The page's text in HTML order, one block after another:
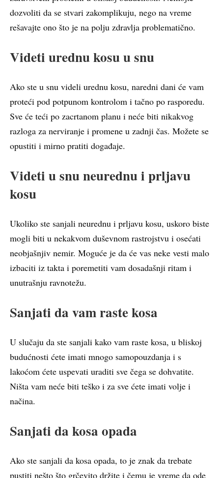
dozvoliti da se stvari zakomplikuju, nego na vreme
rešavajte ono što je na polju zdravlja problematično.
Videti urednu kosu u snu
Ako ste u snu videli urednu kosu, naredni dani će vam
proteći pod potpunom kontrolom i tačno po rasporedu.
Sve će teći po zacrtanom planu i neće biti nikakvog
razloga za nerviranje i promene u zadnji čas. Možete se
opustiti i mirno pratiti događaje.
Videti u snu neurednu i prljavu
kosu
Ukoliko ste sanjali neurednu i prljavu kosu, uskoro biste
mogli biti u nekakvom duševnom rastrojstvu i osećati
neobjašnjiv nemir. Moguće je da će vas neke vesti malo
izbaciti iz takta i poremetiti vam dosadašnji ritam i
unutrašnju ravnotežu.
Sanjati da vam raste kosa
U slučaju da ste sanjali kako vam raste kosa, u bliskoj
budućnosti ćete imati mnogo samopouzdanja i s
lakoćom ćete uspevati uraditi sve čega se dohvatite.
Ništa vam neće biti teško i za sve ćete imati volje i
načina.
Sanjati da kosa opada
Ako ste sanjali da kosa opada, to je znak da trebate
pustiti nešto što grčevito držite i čemu je vreme da ode